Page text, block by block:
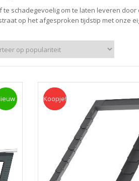
te schadegevoelig om te laten leveren
op het afgesproken tijdstip met onze
Koopje
Koopje!